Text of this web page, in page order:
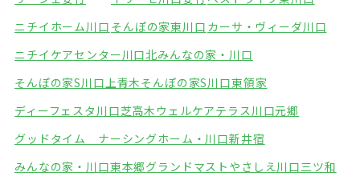
ニチイホーム川口 そんぽの家東川口 カーサ・ヴィーダ川口
ニチイケアセンター川口北みんなの家・川口
そんぽの家S川口上青木そんぽの家S川口東領家
ディーフェスタ川口芝高木 ウェルケアテラス川口元郷
グッドタイム ナーシングホーム・川口新井宿
みんなの家・川口東本郷グランドマストやさしえ川口三ツ和